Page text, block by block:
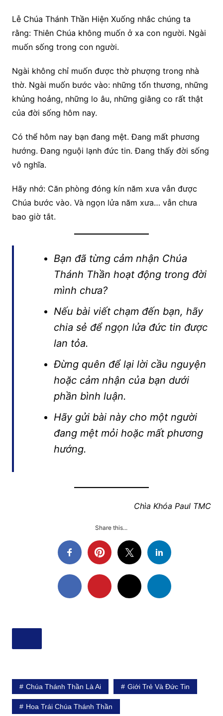
Lễ Chúa Thánh Thần Hiện Xuống nhắc chúng ta
rằng: Thiên Chúa không muốn ở xa con người. Ngài
muốn sống trong con người.
Ngài không chỉ muốn được thờ phượng trong nhà
thờ. Ngài muốn bước vào: những tổn thương, những
khủng hoảng, những lo âu, những giằng co rất thật
của đời sống hôm nay.
Có thể hôm nay bạn đang mệt. Đang mất phương
hướng. Đang nguội lạnh đức tin. Đang thấy đời sống
vô nghĩa.
Hãy nhớ: Căn phòng đóng kín năm xưa vẫn được
Chúa bước vào. Và ngọn lửa năm xưa… vẫn chưa
bao giờ tắt.
Bạn đã từng cảm nhận Chúa
Thánh Thần hoạt động trong đời
mình chưa?
Nếu bài viết chạm đến bạn, hãy
chia sẻ để ngọn lửa đức tin được
lan tỏa.
Đừng quên để lại lời cầu nguyện
hoặc cảm nhận của bạn dưới
phần bình luận.
Hãy gửi bài này cho một người
đang mệt mỏi hoặc mất phương
hướng.
Chìa Khóa Paul TMC
Share this...
Chúa Thánh Thần Là Ai Giới Trẻ Và Đức Tin
Hoa Trái Chúa Thánh Thần